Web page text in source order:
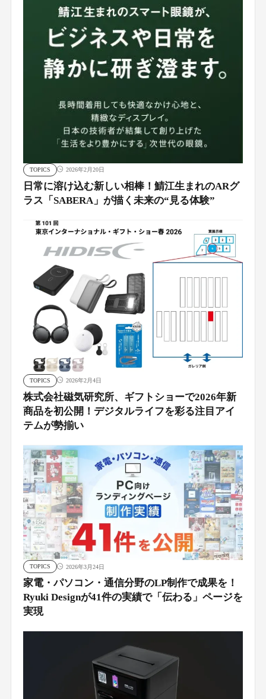
TOPICS 2026年2月20日
日常に溶け込む新しい相棒！鯖江生まれのARグ
ラス「SABERA」が描く未来の“見る体験”
TOPICS 2026年2月4日
株式会社磁気研究所、ギフトショーで2026年新
商品を初公開！デジタルライフを彩る注目アイ
テムが勢揃い
TOPICS 2026年3月24日
家電・パソコン・通信分野のLP制作で成果を！
Ryuki Designが41件の実績で「伝わる」ページを
実現